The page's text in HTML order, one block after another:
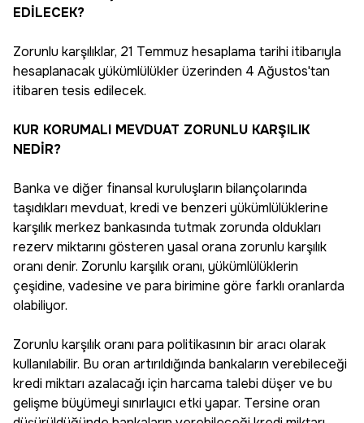
EDİLECEK?
Zorunlu karşılıklar, 21 Temmuz hesaplama tarihi itibarıyla
hesaplanacak yükümlülükler üzerinden 4 Ağustos'tan
itibaren tesis edilecek.
KUR KORUMALI MEVDUAT ZORUNLU KARŞILIK
NEDİR?
Banka ve diğer finansal kuruluşların bilançolarında
taşıdıkları mevduat, kredi ve benzeri yükümlülüklerine
karşılık merkez bankasında tutmak zorunda oldukları
rezerv miktarını gösteren yasal orana zorunlu karşılık
oranı denir. Zorunlu karşılık oranı, yükümlülüklerin
çeşidine, vadesine ve para birimine göre farklı oranlarda
olabiliyor.
Zorunlu karşılık oranı para politikasının bir aracı olarak
kullanılabilir. Bu oran artırıldığında bankaların verebileceği
kredi miktarı azalacağı için harcama talebi düşer ve bu
gelişme büyümeyi sınırlayıcı etki yapar. Tersine oran